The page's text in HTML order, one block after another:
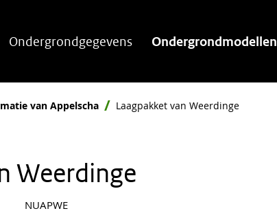
Ondergrondgegevens Ondergrondmodellen
van Appelscha Laagpakket van Weerdinge
Weerdinge
NUAPWE